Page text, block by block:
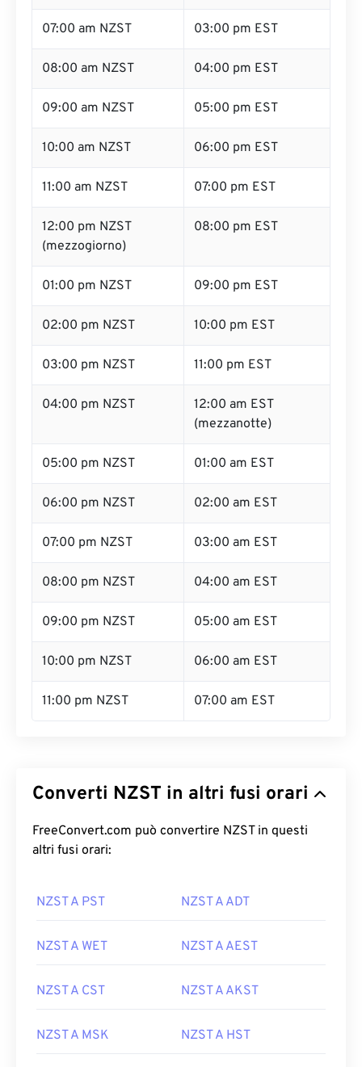
07:00 am NZST 03:00 pm EST
08:00 am NZST 04:00 pm EST
09:00 am NZST 05:00 pm EST
10:00 am NZST 06:00 pm EST
11:00 am NZST 07:00 pm EST
12:00 pm NZST
(mezzogiorno)
08:00 pm EST
01:00 pm NZST 09:00 pm EST
02:00 pm NZST 10:00 pm EST
03:00 pm NZST 11:00 pm EST
04:00 pm NZST
12:00 am EST
(mezzanotte)
05:00 pm NZST 01:00 am EST
06:00 pm NZST 02:00 am EST
07:00 pm NZST 03:00 am EST
08:00 pm NZST 04:00 am EST
09:00 pm NZST 05:00 am EST
10:00 pm NZST 06:00 am EST
11:00 pm NZST 07:00 am EST
Converti NZST in altri fusi orari
FreeConvert.com può convertire NZST in questi
altri fusi orari:
NZST A PST NZST A ADT
NZST A WET NZST A AEST
NZST A CST NZST A AKST
NZST A MSK NZST A HST